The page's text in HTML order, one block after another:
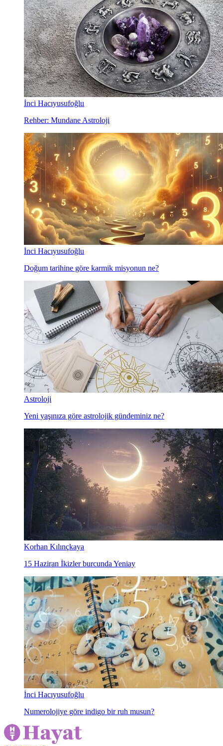
İnci Hacıyusufoğlu
Rehber: Mundane Astroloji
İnci Hacıyusufoğlu
Doğum tarihine göre karmik misyonun ne?
Astroloji
Yeni yaşınıza göre astrolojik gündeminiz ne?
Korhan Kılınçkaya
15 Haziran İkizler burcunda Yeniay
İnci Hacıyusufoğlu
Numerolojiye göre indigo bir ruh musun?